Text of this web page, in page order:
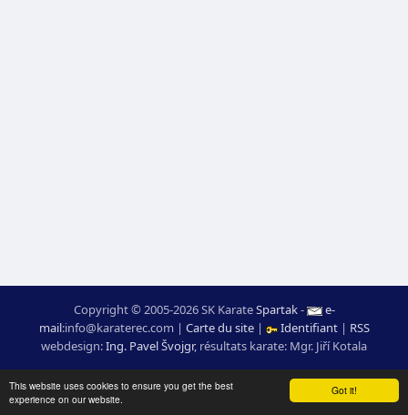
Got it!
This website uses cookies to ensure you get the best
experience on our website.
Copyright © 2005-2026 SK KarateSpartak-
e-
mail:moc.ceretarak@ofni | Carte du site| Identifiant | RSS
webdesign:Ing. Pavel Švojgr, résultats karate: Mgr. Jiří Kotala